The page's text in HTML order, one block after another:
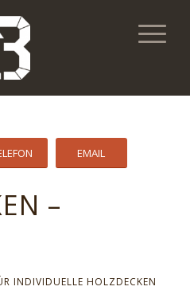
EMAIL
–
INDIVIDUELLE HOLZDECKEN